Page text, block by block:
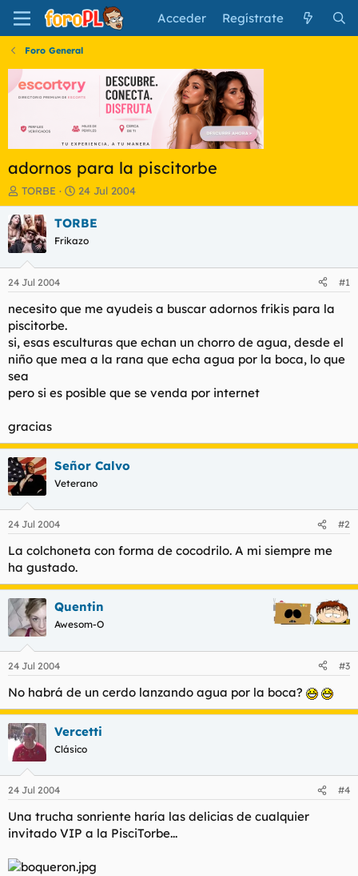
Acceder Regístrate
Foro General
adornos para la piscitorbe
I
n
i
c
i
a
d
o
r
e
t
e
m
TORBE
F
e
c
a
i
n
i
o
24 Jul 2004
TORBE
Frikazo
24 Jul 2004 #1
necesito que me ayudeis a buscar adornos frikis para la
piscitorbe.
si, esas esculturas que echan un chorro de agua, desde el
niño que mea a la rana que echa agua por la boca, lo que
sea
pero si es posible que se venda por internet
gracias
Señor Calvo
Veterano
24 Jul 2004 #2
La colchoneta con forma de cocodrilo. A mi siempre me
ha gustado.
Quentin
Awesom-O
24 Jul 2004 #3
No habrá de un cerdo lanzando agua por la boca?
Vercetti
Clásico
24 Jul 2004 #4
Una trucha sonriente haría las delicias de cualquier
invitado VIP a la PisciTorbe...